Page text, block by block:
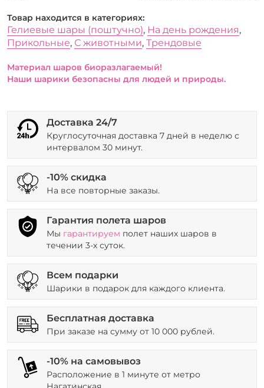
Товар находится в категориях:
Гелиевые шары (поштучно), На день рождения,
Прикольные, С животными, Трендовые
Материал шаров биоразлагаемый!
Наши шарики безопасны для людей и природы.
Доставка 24/7
Круглосуточная доставка 7 дней в неделю с
интервалом 30 минут.
-10% скидка
На все повторные заказы.
Гарантия полета шаров
Мы гарантируем полет наших шаров в
течении 3-х суток.
Всем подарки
Шарики в подарок для каждого клиента.
Бесплатная доставка
При заказе на сумму от 10 000 рублей.
-10% на самовывоз
Расположение в 1 минуте от метро